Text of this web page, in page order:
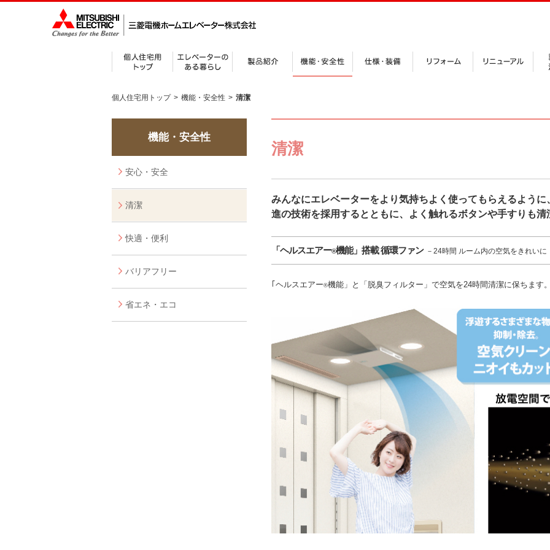
個人住宅用トップ > 機能・安全性 > 清潔
機能・安全性
安心・安全
清潔
快適・便利
バリアフリー
省エネ・エコ
清潔
みんなにエレベーターをより気持ちよく使ってもらえるよう
進の技術を採用するとともに、よく触れるボタンや手すりも清
「ヘルスエアー®機能」搭載 循環ファン －24時間 ルーム内の空気をきれいに
｢ヘルスエアー®機能」と「脱臭フィルター」で空気を24時間清潔に保ちます